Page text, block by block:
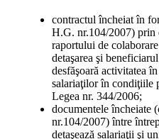
contractul încheiat în
H.G. nr.104/2007) prin
raportului de
detaşarea şi
desfăşoară activitatea
salariaţilor în condiţiile
Legea nr. 344/2006;
documentele încheiate
nr.104/2007) între
detaşează salariaţii şi